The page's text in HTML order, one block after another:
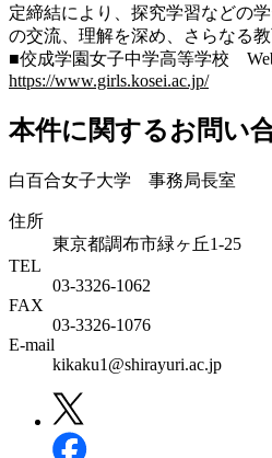
定締結により、探究学習などの
の交流、理解を深め、さらなる教
■佼成学園女子中学高等学校
https://www.girls.kosei.ac.jp/
本件に関するお問い
白百合女子大学 事務局長室
住所
東京都調布市緑ヶ丘1-25
TEL
03-3326-1062
FAX
03-3326-1076
E-mail
kikaku1@shirayuri.ac.jp